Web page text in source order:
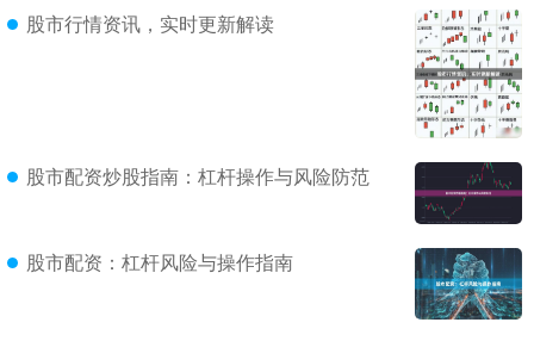
股市行情资讯，实时更新解读
股市配资炒股指南：杠杆操作与风险防范
股市配资：杠杆风险与操作指南